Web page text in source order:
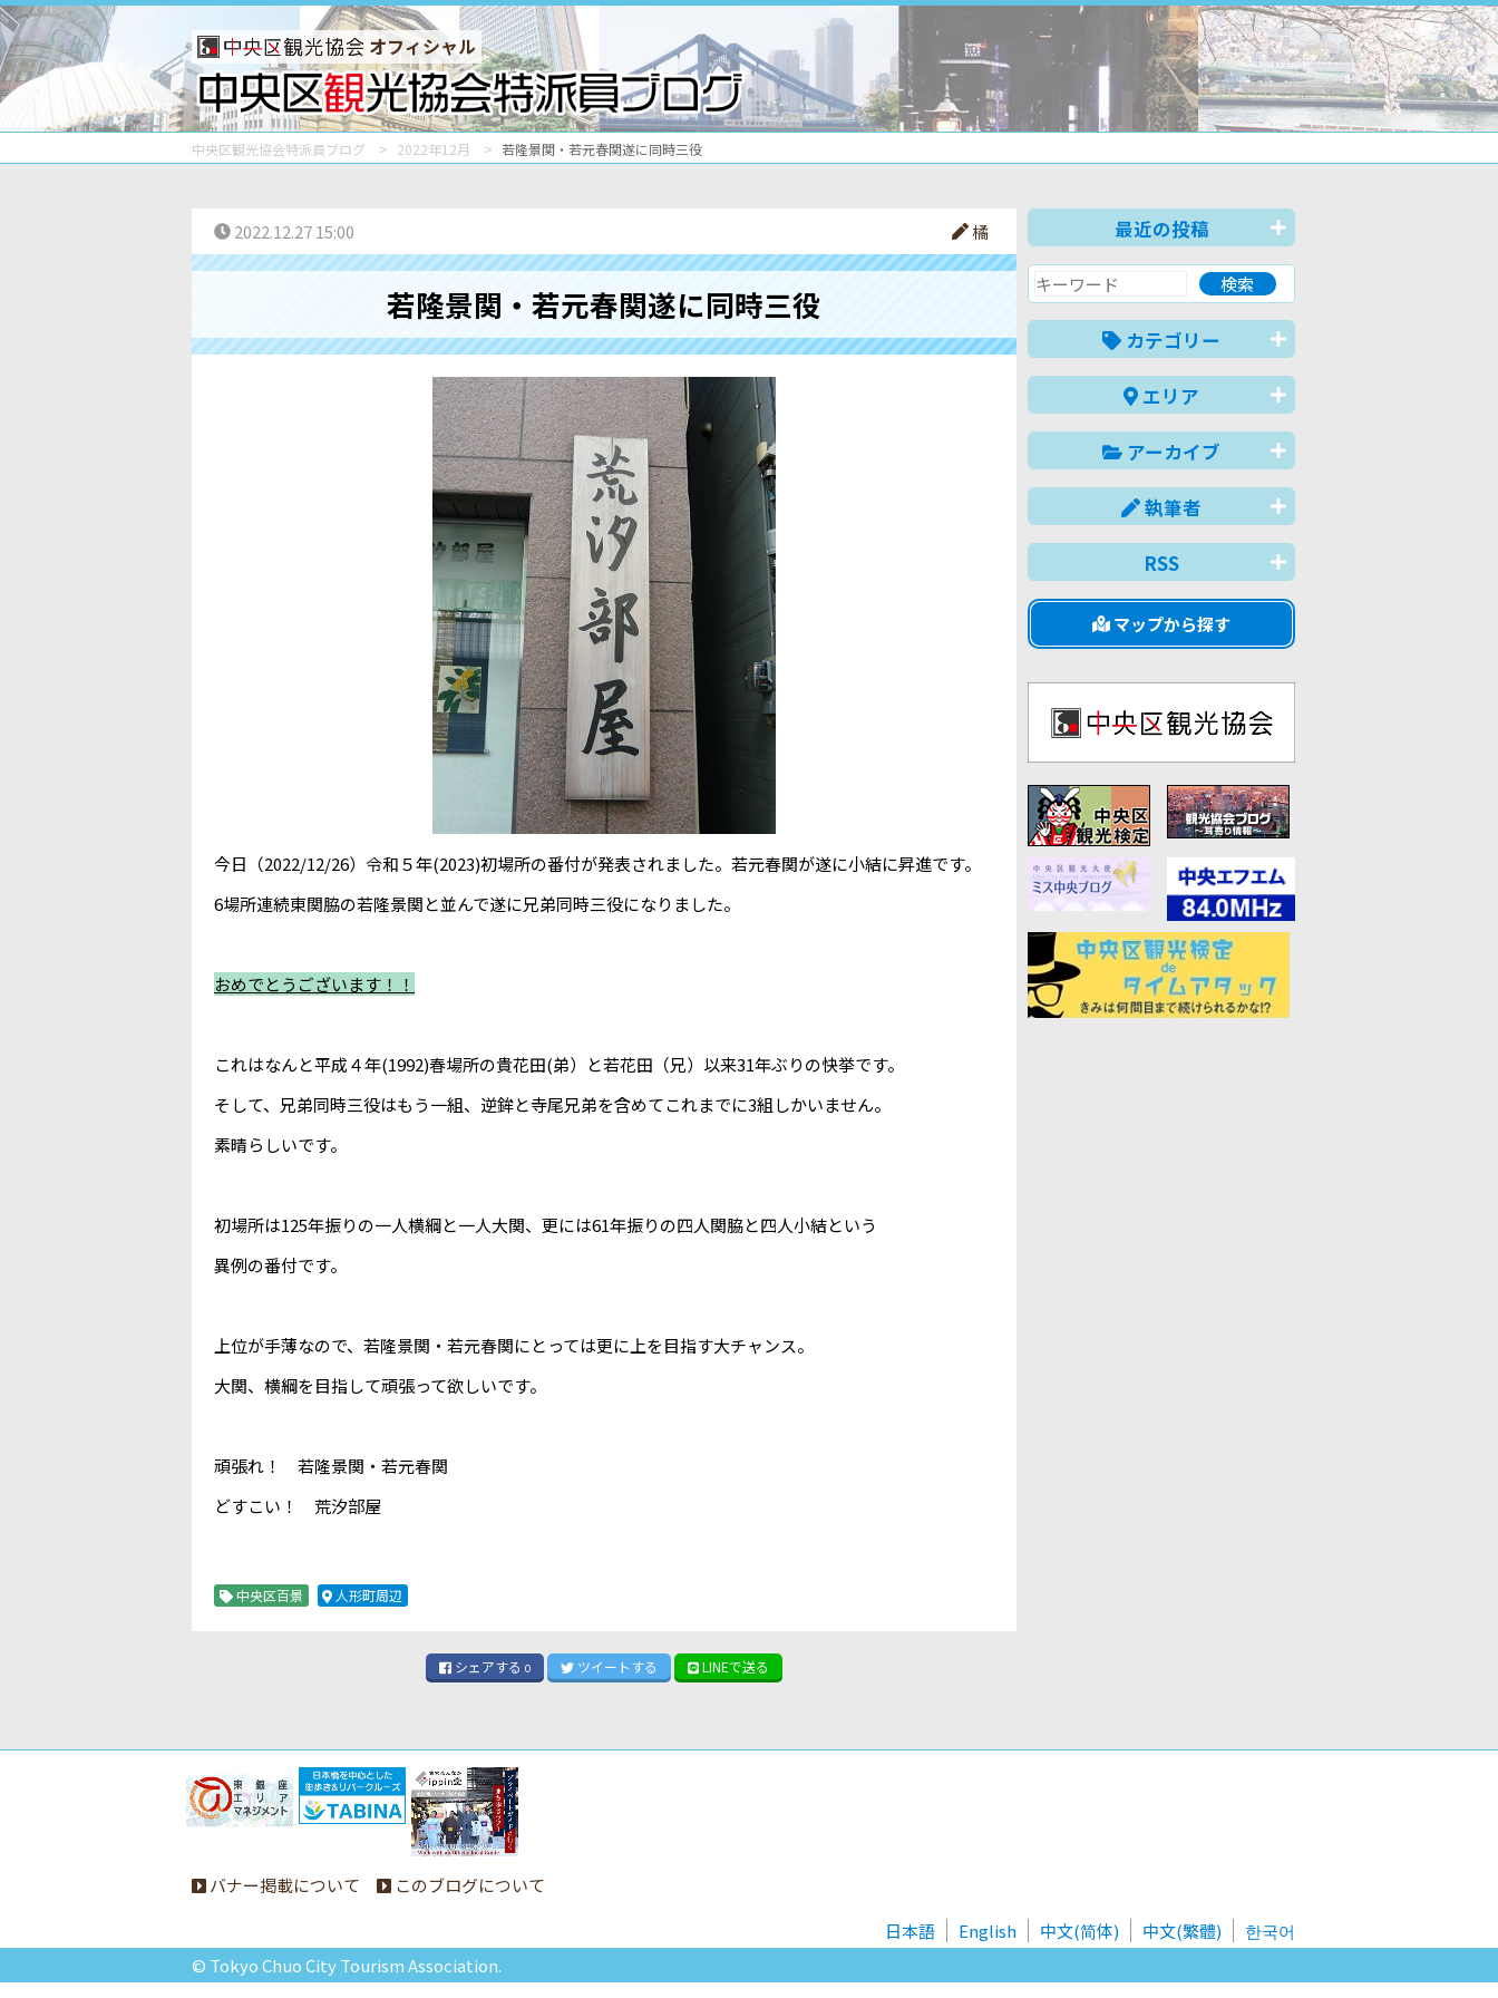
オフィシャル
中央区観光協会特派員ブログ 2022年12月 若隆景関・若元春関遂に同時三役
2022.12.27 15:00 橘
若隆景関・若元春関遂に同時三役
今日（2022/12/26）令和５年(2023)初場所の番付が発表されました。若元春関が遂に小結に昇進です。
6場所連続東関脇の若隆景関と並んで遂に兄弟同時三役になりました。
おめでとうございます！！
これはなんと平成４年(1992)春場所の貴花田(弟）と若花田（兄）以来31年ぶりの快挙です。
そして、兄弟同時三役はもう一組、逆鉾と寺尾兄弟を含めてこれまでに3組しかいません。
素晴らしいです。
初場所は125年振りの一人横綱と一人大関、更には61年振りの四人関脇と四人小結という
異例の番付です。
上位が手薄なので、若隆景関・若元春関にとっては更に上を目指す大チャンス。
大関、横綱を目指して頑張って欲しいです。
頑張れ！ 若隆景関・若元春関
どすこい！ 荒汐部屋
中央区百景 人形町周辺
シェアする 0 ツイートする LINEで送る
最近の投稿
カテゴリー
エリア
アーカイブ
執筆者
RSS
マップから探す
バナー掲載について
このブログについて
日本語
English 中文(简体) 中文(繁體)
한국어
© Tokyo Chuo City Tourism Association.